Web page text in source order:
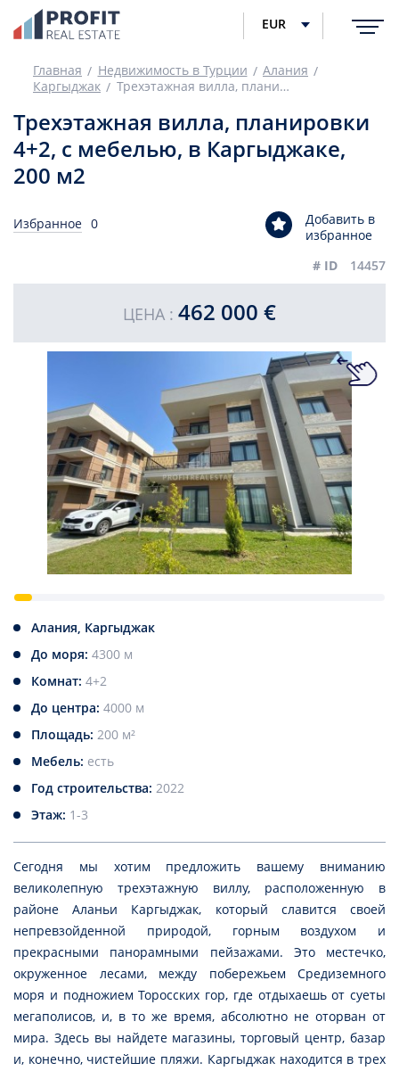
EUR
Главная Недвижимость в Турции
Алания
Каргыджак
Трехэтажная вилла, планировки 4+2, с мебелью, в Каргыджаке, 200 м2
Трехэтажная вилла, планировки
4+2, с мебелью, в Каргыджаке,
200 м2
Избранное 0
Добавить в
избранное
# ID
14457
ЦЕНА : 462 000 €
Алания, Каргыджак
До моря: 4300 м
Комнат: 4+2
До центра: 4000 м
Площадь: 200 м²
Мебель: есть
Год строительства: 2022
Этаж: 1-3
Сегодня мы хотим предложить вашему вниманию
великолепную трехэтажную виллу, расположенную в
районе Аланьи Каргыджак, который славится своей
непревзойденной природой, горным воздухом и
прекрасными панорамными пейзажами. Это местечко,
окруженное лесами, между побережьем Средиземного
моря и подножием Торосских гор, где отдыхаешь от суеты
мегаполисов, и, в то же время, абсолютно не оторван от
мира. Здесь вы найдете магазины, торговый центр, базар
и, конечно, чистейшие пляжи. Каргыджак находится в трех